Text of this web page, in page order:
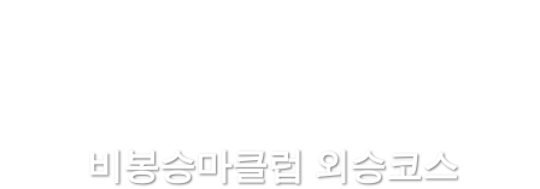
비봉승마클럽 외승코스